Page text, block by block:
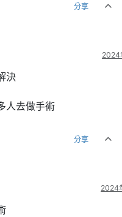
分享
2024
決
人去做手術
分享
2024